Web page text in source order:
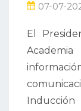
07-07-
El